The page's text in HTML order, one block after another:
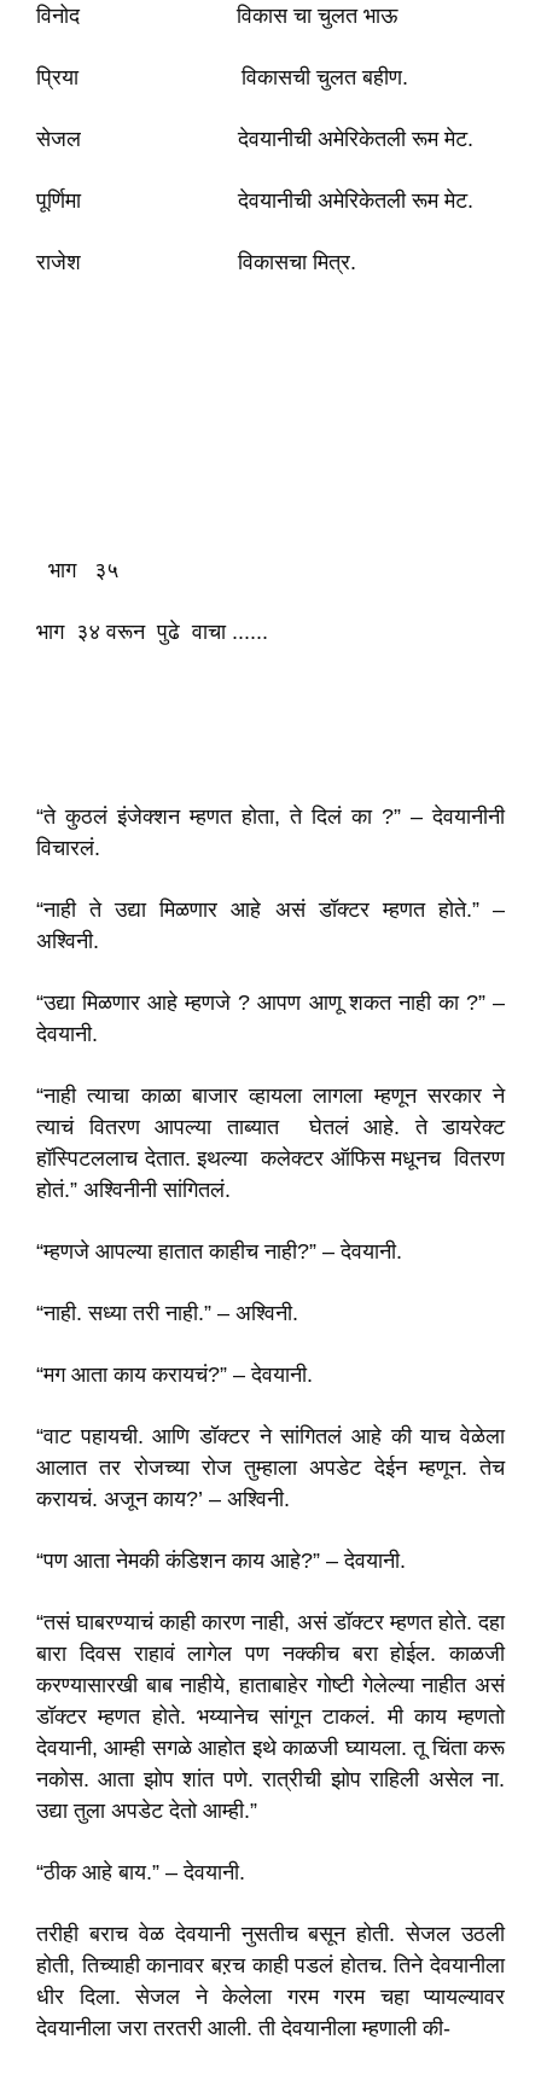
विनोद विकास चा चुलत भाऊ
प्रिया विकासची चुलत बहीण.
सेजल देवयानीची अमेरिकेतली रूम मेट.
पूर्णिमा देवयानीची अमेरिकेतली रूम मेट.
राजेश विकासचा मित्र.
भाग ३५
भाग ३४ वरून पुढे वाचा ......
“ते कुठलं इंजेक्शन म्हणत होता, ते दिलं का ?” – देवयानीनी
विचारलं.
“नाही ते उद्या मिळणार आहे असं डॉक्टर म्हणत होते.” –
अश्विनी.
“उद्या मिळणार आहे म्हणजे ? आपण आणू शकत नाही का ?” –
देवयानी.
“नाही त्याचा काळा बाजार व्हायला लागला म्हणून सरकार ने
त्याचं वितरण आपल्या ताब्यात घेतलं आहे. ते डायरेक्ट
हॉस्पिटललाच देतात. इथल्या कलेक्टर ऑफिस मधूनच वितरण
होतं.” अश्विनीनी सांगितलं.
“म्हणजे आपल्या हातात काहीच नाही?” – देवयानी.
“नाही. सध्या तरी नाही.” – अश्विनी.
“मग आता काय करायचं?” – देवयानी.
“वाट पहायची. आणि डॉक्टर ने सांगितलं आहे की याच वेळेला
आलात तर रोजच्या रोज तुम्हाला अपडेट देईन म्हणून. तेच
करायचं. अजून काय?’ – अश्विनी.
“पण आता नेमकी कंडिशन काय आहे?” – देवयानी.
“तसं घाबरण्याचं काही कारण नाही, असं डॉक्टर म्हणत होते. दहा
बारा दिवस राहावं लागेल पण नक्कीच बरा होईल. काळजी
करण्यासारखी बाब नाहीये, हाताबाहेर गोष्टी गेलेल्या नाहीत असं
डॉक्टर म्हणत होते. भय्यानेच सांगून टाकलं. मी काय म्हणतो
देवयानी, आम्ही सगळे आहोत इथे काळजी घ्यायला. तू चिंता करू
नकोस. आता झोप शांत पणे. रात्रीची झोप राहिली असेल ना.
उद्या तुला अपडेट देतो आम्ही.”
“ठीक आहे बाय.” – देवयानी.
तरीही बराच वेळ देवयानी नुसतीच बसून होती. सेजल उठली
होती, तिच्याही कानावर बऱच काही पडलं होतच. तिने देवयानीला
धीर दिला. सेजल ने केलेला गरम गरम चहा प्यायल्यावर
देवयानीला जरा तरतरी आली. ती देवयानीला म्हणाली की-